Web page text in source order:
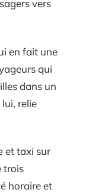
vers
en fait une
qui
dans un
relie
et taxi sur
trois
horaire et